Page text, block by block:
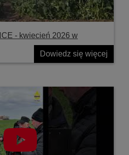
- kwiecień 2026 w
Dowiedz się więcej